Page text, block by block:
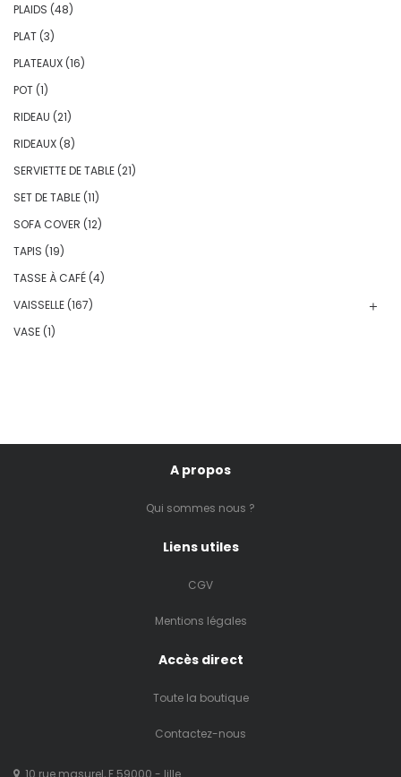
PLAIDS (48)
PLAT (3)
PLATEAUX (16)
POT (1)
RIDEAU (21)
RIDEAUX (8)
SERVIETTE DE TABLE (21)
SET DE TABLE (11)
SOFA COVER (12)
TAPIS (19)
TASSE À CAFÉ (4)
VAISSELLE (167)
VASE (1)
A propos
Qui sommes nous ?
Liens utiles
CGV
Mentions légales
Accès direct
Toute la boutique
Contactez-nous